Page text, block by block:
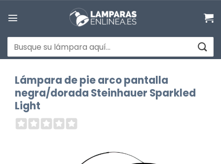
Buscar
por:
Lámpara de pie arco pantalla
negra/dorada Steinhauer Sparkled
Light